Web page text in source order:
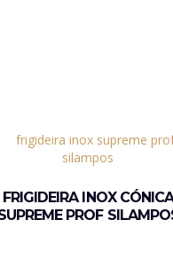
FRIGIDEIRA INOX CÓNICA
PROF